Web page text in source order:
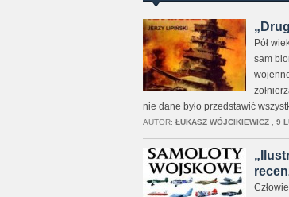
Pół
sam
nie dane było przedstawić
AUTOR: ŁUKASZ WÓJCIKIEWICZ, 9